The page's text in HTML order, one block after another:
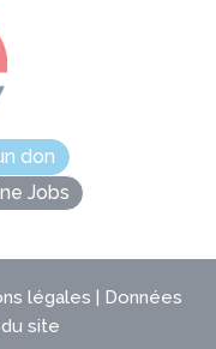
don
Jobs
légales | Données
site